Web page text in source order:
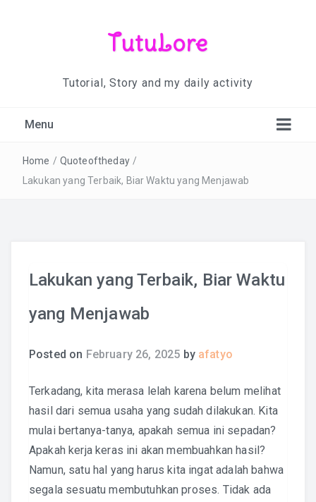
TutuLore
Tutorial, Story and my daily activity
Menu
Home / Quoteoftheday /
Lakukan yang Terbaik, Biar Waktu yang Menjawab
Lakukan yang Terbaik, Biar Waktu
yang Menjawab
Posted on February 26, 2025 by afatyo
Terkadang, kita merasa lelah karena belum melihat
hasil dari semua usaha yang sudah dilakukan. Kita
mulai bertanya-tanya, apakah semua ini sepadan?
Apakah kerja keras ini akan membuahkan hasil?
Namun, satu hal yang harus kita ingat adalah bahwa
segala sesuatu membutuhkan proses. Tidak ada